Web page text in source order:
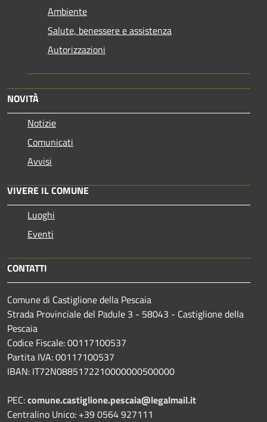
Ambiente
Salute, benessere e assistenza
Autorizzazioni
NOVITÀ
Notizie
Comunicati
Avvisi
VIVERE IL COMUNE
Luoghi
Eventi
CONTATTI
Comune di Castiglione della Pescaia
Strada Provinciale del Padule 3 - 58043 - Castiglione della
Pescaia
Codice Fiscale: 00117100537
Partita IVA: 00117100537
IBAN: IT72N0885172210000000500000
PEC:comune.castiglione.pescaia@legalmail.it
Centralino Unico: +39 0564 927111